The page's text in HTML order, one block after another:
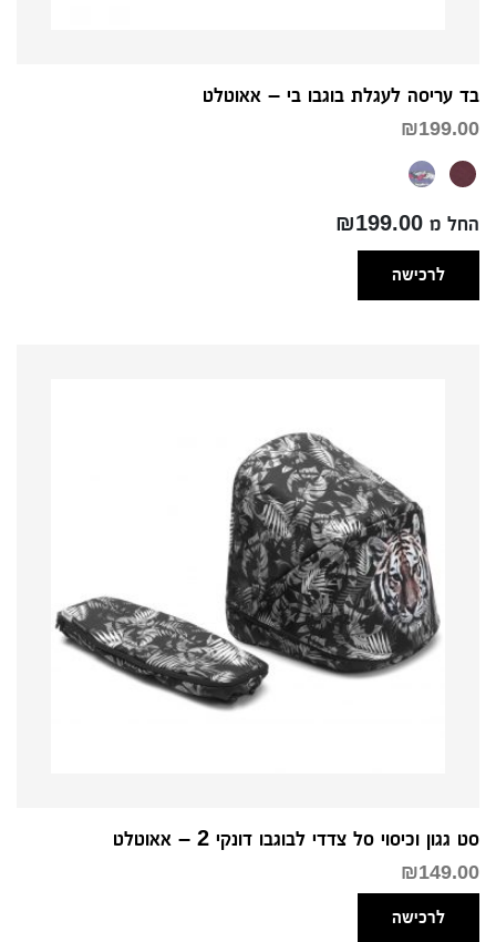
בד עריסה לעגלת בוגבו בי – אאוטלט
₪199.00
החל מ ₪199.00
לרכישה
סט גגון וכיסוי סל צדדי לבוגבו דונקי 2 – אאוטלט
₪149.00
לרכישה